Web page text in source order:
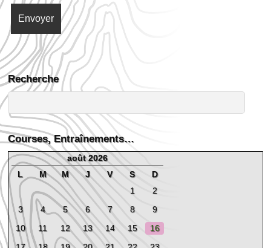
Recherche
Courses, Entraînements…
août 2026
L
M M J V S
D
1
2
3
4 5 6 7 8
9
10
11 12 13 14 15
16